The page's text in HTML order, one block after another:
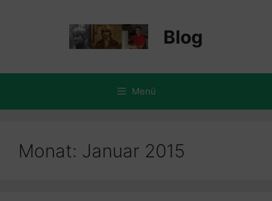
Blog
Menü
Monat: Januar 2015